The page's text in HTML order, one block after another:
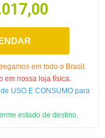
em todo o Brasil.
em nossa loja física.
USO E CONSUMO para
estado de destino.